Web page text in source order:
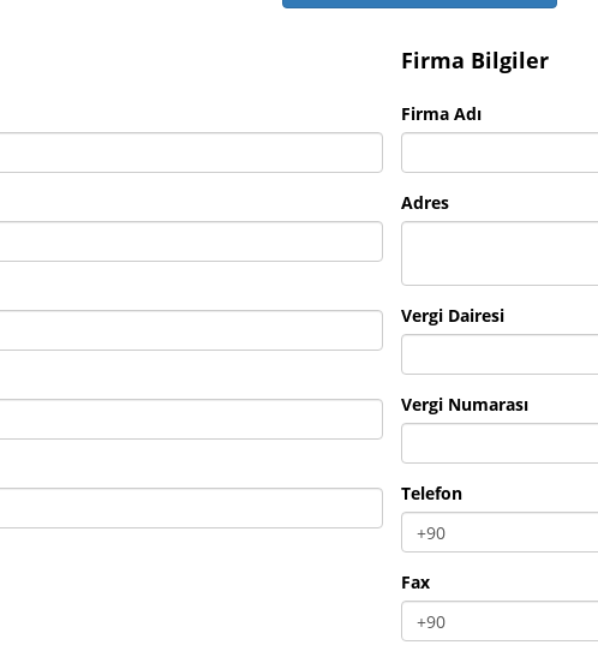
Firma Bilgiler
Firma Adı
Adres
Vergi Dairesi
Vergi Numarası
Telefon
Fax